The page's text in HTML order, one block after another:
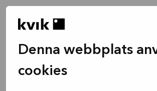
Denna webbplats
cookies